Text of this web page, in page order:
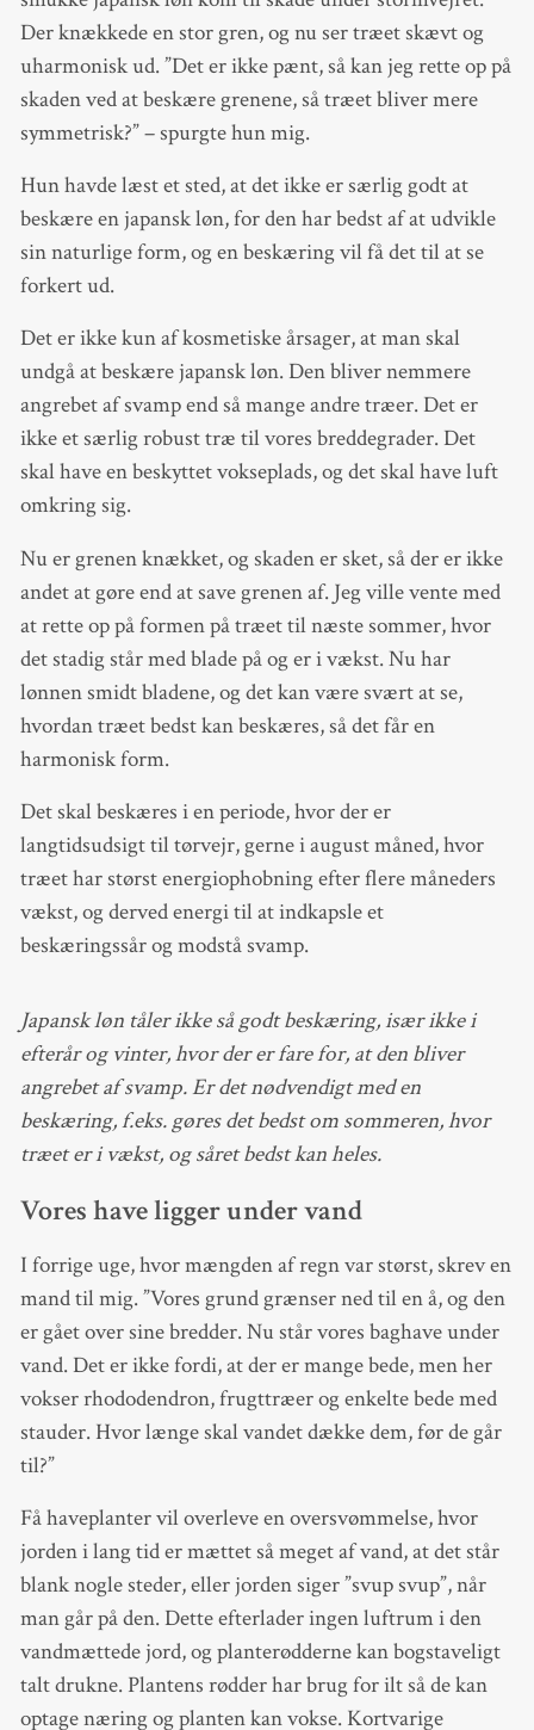
Der knækkede en stor gren, og nu ser træet skævt og
uharmonisk ud. ”Det er ikke pænt, så kan jeg rette op på
skaden ved at beskære grenene, så træet bliver mere
symmetrisk?” – spurgte hun mig.
Hun havde læst et sted, at det ikke er særlig godt at
beskære en japansk løn, for den har bedst af at udvikle
sin naturlige form, og en beskæring vil få det til at se
forkert ud.
Det er ikke kun af kosmetiske årsager, at man skal
undgå at beskære japansk løn. Den bliver nemmere
angrebet af svamp end så mange andre træer. Det er
ikke et særlig robust træ til vores breddegrader. Det
skal have en beskyttet vokseplads, og det skal have luft
omkring sig.
Nu er grenen knækket, og skaden er sket, så der er ikke
andet at gøre end at save grenen af. Jeg ville vente med
at rette op på formen på træet til næste sommer, hvor
det stadig står med blade på og er i vækst. Nu har
lønnen smidt bladene, og det kan være svært at se,
hvordan træet bedst kan beskæres, så det får en
harmonisk form.
Det skal beskæres i en periode, hvor der er
langtidsudsigt til tørvejr, gerne i august måned, hvor
træet har størst energiophobning efter flere måneders
vækst, og derved energi til at indkapsle et
beskæringssår og modstå svamp.
Japansk løn tåler ikke så godt beskæring, især ikke i
efterår og vinter, hvor der er fare for, at den bliver
angrebet af svamp. Er det nødvendigt med en
beskæring, f.eks. gøres det bedst om sommeren, hvor
træet er i vækst, og såret bedst kan heles.
Vores have ligger under vand
I forrige uge, hvor mængden af regn var størst, skrev en
mand til mig. ”Vores grund grænser ned til en å, og den
er gået over sine bredder. Nu står vores baghave under
vand. Det er ikke fordi, at der er mange bede, men her
vokser rhododendron, frugttræer og enkelte bede med
stauder. Hvor længe skal vandet dække dem, før de går
til?”
Få haveplanter vil overleve en oversvømmelse, hvor
jorden i lang tid er mættet så meget af vand, at det står
blank nogle steder, eller jorden siger ”svup svup”, når
man går på den. Dette efterlader ingen luftrum i den
vandmættede jord, og planterødderne kan bogstaveligt
talt drukne. Plantens rødder har brug for ilt så de kan
optage næring og planten kan vokse. Kortvarige